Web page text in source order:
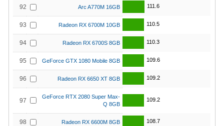
92 Arc A770M 16GB 111.6
93 Radeon RX 6700M 10GB 110.5
94 Radeon RX 6700S 8GB 110.3
95 GeForce GTX 1080 Mobile 8GB 109.6
96 Radeon RX 6650 XT 8GB 109.2
97
GeForce RTX 2080 Super Max-
Q 8GB
109.2
98 Radeon RX 6600M 8GB 108.7